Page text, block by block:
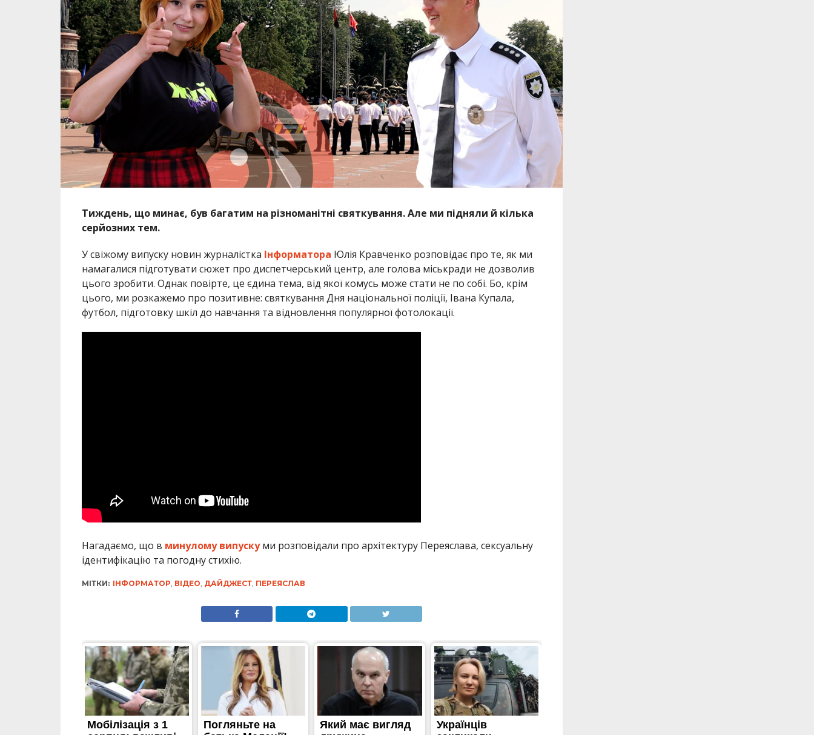
Тиждень, що минає, був багатим на різноманітні святкування. Але ми підняли й кілька
серйозних тем.
У свіжому випуску новин журналістка Інформатора Юлія Кравченко розповідає про те, як ми
намагалися підготувати сюжет про диспетчерський центр, але голова міськради не дозволив
цього зробити. Однак повірте, це єдина тема, від якої комусь може стати не по собі. Бо, крім
цього, ми розкажемо про позитивне: святкування Дня національної поліції, Івана Купала,
футбол, підготовку шкіл до навчання та відновлення популярної фотолокації.
Нагадаємо, що в минулому випускуми розповідали про архітектуру Переяслава, сексуальну
ідентифікацію та погодну стихію.
МІТКИ: ІНФОРМАТОР ВІДЕО ДАЙДЖЕСТ, ПЕРЕЯСЛАВ